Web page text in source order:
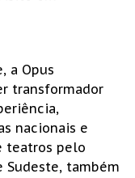
a Opus
transformador
nacionais e
teatros pelo
Sudeste, também